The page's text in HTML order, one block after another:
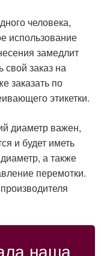
человека,
использование
замедлит
заказ на
заказать по
этикетки.
диаметр важен,
и будет иметь
а также
перемотки.
наша